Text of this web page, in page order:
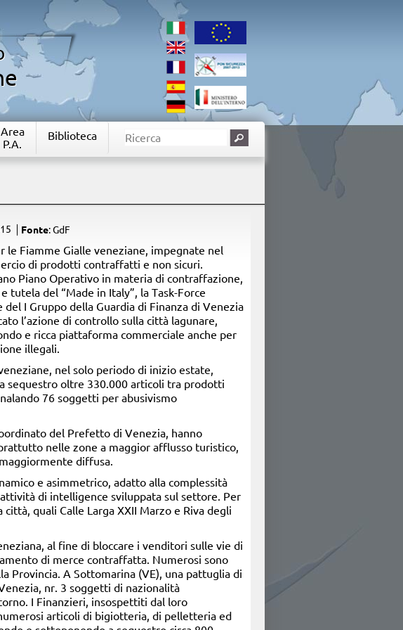
Area
P.A.
Biblioteca
Fonte: GdF
le Fiamme Gialle veneziane, impegnate nel
di prodotti contraffatti e non sicuri.
Piano Operativo in materia di contraffazione,
tutela del “Made in Italy”, la Task-Force
I Gruppo della Guardia di Finanza di Venezia
l’azione di controllo sulla città lagunare,
e ricca piattaforma commerciale anche per
illegali.
nel solo periodo di inizio estate,
sequestro oltre 330.000 articoli tra prodotti
76 soggetti per abusivismo
del Prefetto di Venezia, hanno
nelle zone a maggior afflusso turistico,
diffusa.
e asimmetrico, adatto alla complessità
di intelligence sviluppata sul settore. Per
quali Calle Larga XXII Marzo e Riva degli
al fine di bloccare i venditori sulle vie di
di merce contraffatta. Numerosi sono
Provincia. A Sottomarina (VE), una pattuglia di
nr. 3 soggetti di nazionalità
I Finanzieri, insospettiti dal loro
articoli di bigiotteria, di pelletteria ed